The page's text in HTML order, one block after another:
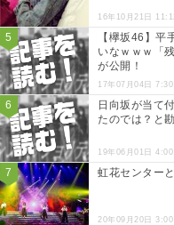
16年10月21日
【欅坂46】平
いなｗｗｗ「
が公開！
17年07月04日 7:30
日向坂が当て
たのでは？と
19年06月01日 4:00
虹花センター
20年09月20日 3:00